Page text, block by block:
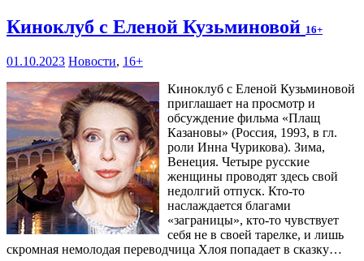
Киноклуб с Еленой Кузьминовой 16+
01.10.2023 Новости, 16+
Киноклуб с Еленой Кузьминовой
приглашает на просмотр и
обсуждение фильма «Плащ
Казановы» (Россия, 1993, в гл.
роли Инна Чурикова). Зима,
Венеция. Четыре русские
женщины проводят здесь свой
недолгий отпуск. Кто-то
наслаждается благами
«заграницы», кто-то чувствует
себя не в своей тарелке, и лишь
скромная немолодая переводчица Хлоя попадает в сказку…